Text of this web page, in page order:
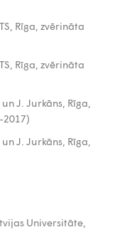
Rīga, zvērināta
Rīga, zvērināta
J. Jurkāns, Rīga,
J. Jurkāns, Rīga,
Universitāte,